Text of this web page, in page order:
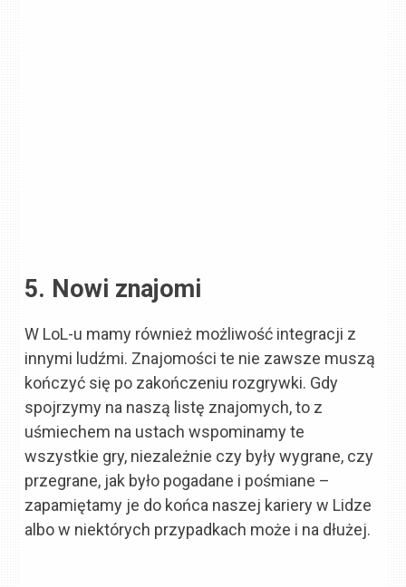
5. Nowi znajomi
W LoL-u mamy również możliwość integracji z
innymi ludźmi. Znajomości te nie zawsze muszą
kończyć się po zakończeniu rozgrywki. Gdy
spojrzymy na naszą listę znajomych, to z
uśmiechem na ustach wspominamy te
wszystkie gry, niezależnie czy były wygrane, czy
przegrane, jak było pogadane i pośmiane –
zapamiętamy je do końca naszej kariery w Lidze
albo w niektórych przypadkach może i na dłużej.